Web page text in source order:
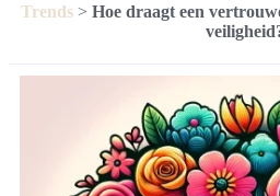
Trends > Hoe draagt een